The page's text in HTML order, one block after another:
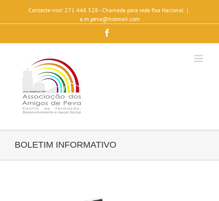
Contacte-nos! 271 448 528 - Chamada para rede fixa Nacional |
a.m.peva@hotmail.com
BOLETIM INFORMATIVO